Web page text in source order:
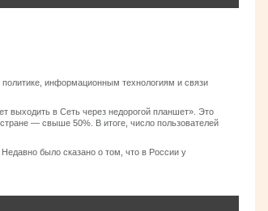
информационным технологиям и связи
выходить в Сеть через недорогой планшет». Это
— свыше 50%. В итоге, число пользователей
было сказано о том, что в России у